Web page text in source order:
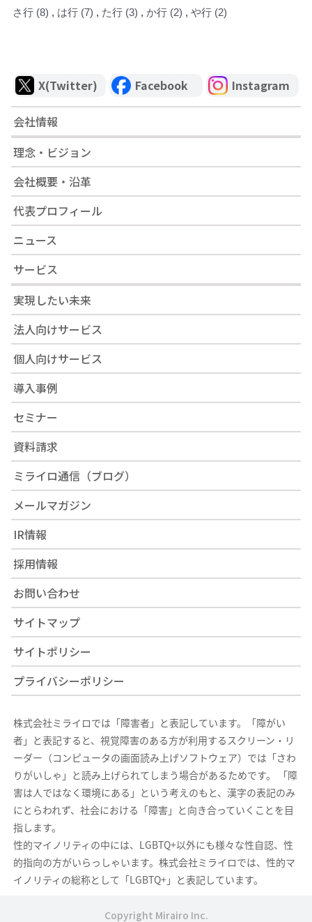
さ行 (8) は行 (7) た行 (3) か行 (2) や行 (2)
X(Twitter) Facebook Instagram
会社情報
理念・ビジョン
会社概要・沿革
代表プロフィール
ニュース
サービス
実現したい未来
法人向けサービス
個人向けサービス
導入事例
セミナー
資料請求
ミライロ通信（ブログ）
メールマガジン
IR情報
採用情報
お問い合わせ
サイトマップ
サイトポリシー
プライバシーポリシー
株式会社ミライロでは「障害者」と表記しています。「障がい
者」と表記すると、視覚障害のある方が利用するスクリーン・リ
ーダー（コンピュータの画面読み上げソフトウェア）では「さわ
りがいしゃ」と読み上げられてしまう場合があるためです。 「障
害は人ではなく環境にある」という考えのもと、漢字の表記のみ
にとらわれず、社会における「障害」と向き合っていくことを目
指します。
性的マイノリティの中には、LGBTQ+以外にも様々な性自認、性
的指向の方がいらっしゃいます。株式会社ミライロでは、性的マ
イノリティの総称として「LGBTQ+」と表記しています。
Copyright Mirairo Inc.